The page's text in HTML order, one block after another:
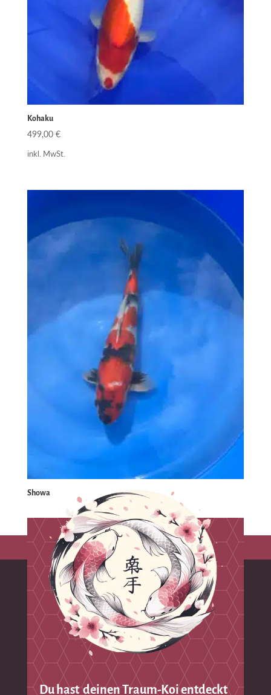
Kohaku
499,00 €
inkl. MwSt.
Showa
Du hast deinen Traum-Koi entdeckt